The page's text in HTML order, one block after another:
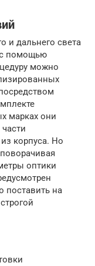
и дальнего света
с помощью
можно
марках они
корпуса. Но
оптики
поставить на